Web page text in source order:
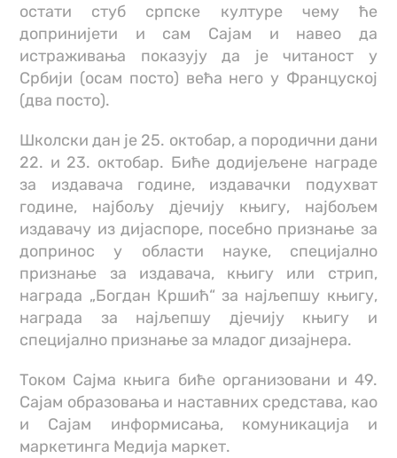
остати стуб српске културе чему ће
допринијети и сам Сајам и навео да
истраживања показују да је читаност у
Србији (осам посто) већа него у Француској
(два посто).
Школски дан је 25. октобар, а породични дани
22. и 23. октобар. Биће додијељене награде
за издавача године, издавачки подухват
године, најбољу дјечију књигу, најбољем
издавачу из дијаспоре, посебно признање за
допринос у области науке, специјално
признање за издавача, књигу или стрип,
награда „Богдан Кршић“ за најљепшу књигу,
награда за најљепшу дјечију књигу и
специјално признање за младог дизајнера.
Током Сајма књига биће организовани и 49.
Сајам образовања и наставних средстава, као
и Сајам информисања, комуникација и
маркетинга Медија маркет.